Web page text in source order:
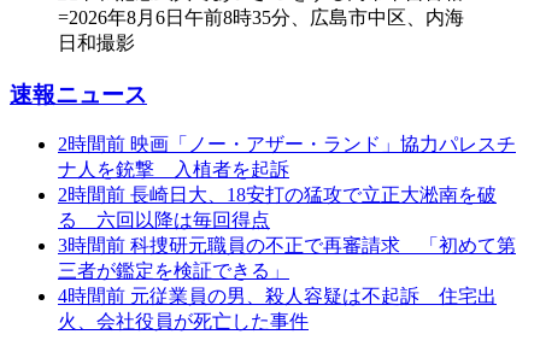
速報ニュース
2時間前 映画「ノー・アザー・ランド」協力パレスチ
ナ人を銃撃 入植者を起訴
2時間前 長崎日大、18安打の猛攻で立正大淞南を破
る 六回以降は毎回得点
3時間前 科捜研元職員の不正で再審請求 「初めて第
三者が鑑定を検証できる」
4時間前 元従業員の男、殺人容疑は不起訴 住宅出
火、会社役員が死亡した事件